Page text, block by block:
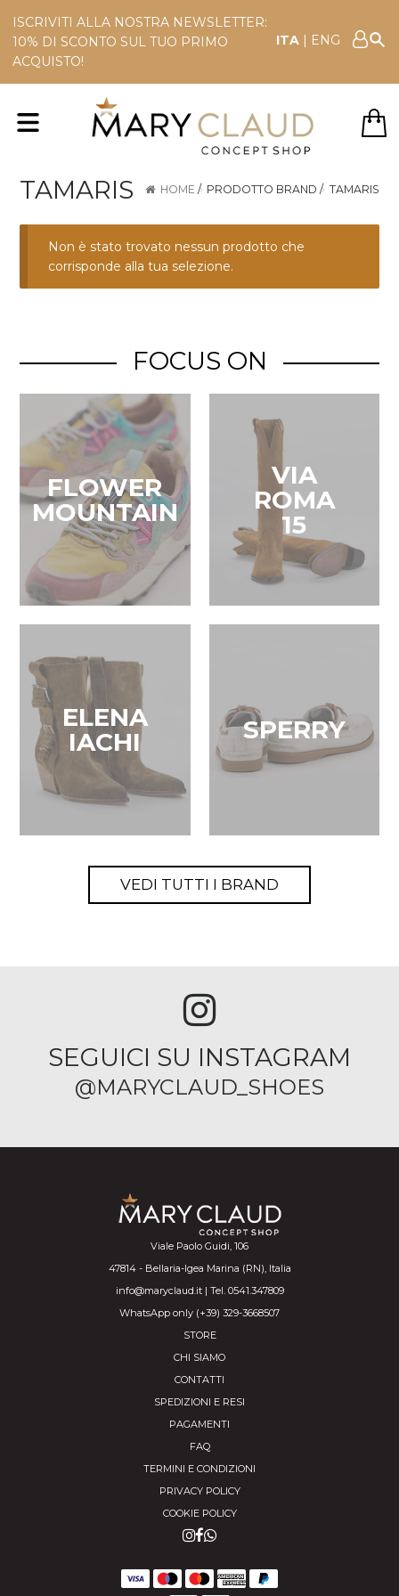
ISCRIVITI ALLA NOSTRA NEWSLETTER:
10% DI SCONTO SUL TUO PRIMO
ACQUISTO!
ITA | ENG
TAMARIS HOME / PRODOTTO BRAND / TAMARIS
Non è stato trovato nessun prodotto che
corrisponde alla tua selezione.
FOCUS ON
FLOWER
MOUNTAIN
VIA
ROMA
15
ELENA
IACHI
SPERRY
VEDI TUTTI I BRAND
SEGUICI SU INSTAGRAM
@MARYCLAUD_SHOES
Viale Paolo Guidi, 106
47814 - Bellaria-Igea Marina (RN), Italia
info@maryclaud.it | Tel. 0541.347809
WhatsApp only (+39) 329-3668507
STORE
CHI SIAMO
CONTATTI
SPEDIZIONI E RESI
PAGAMENTI
FAQ
TERMINI E CONDIZIONI
PRIVACY POLICY
COOKIE POLICY